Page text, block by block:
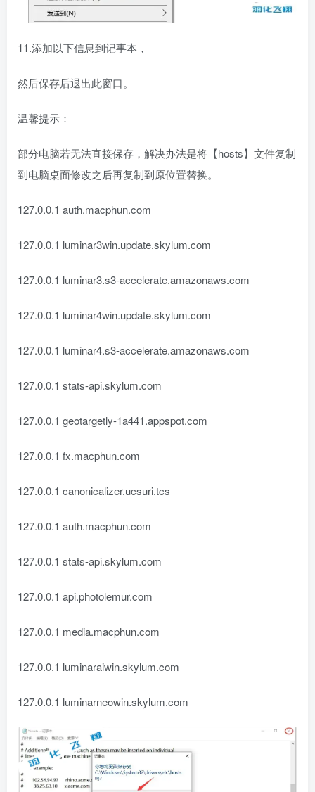
11.添加以下信息到记事本，
然后保存后退出此窗口。
温馨提示：
部分电脑若无法直接保存，解决办法是将【hosts】文件复制
到电脑桌面修改之后再复制到原位置替换。
127.0.0.1 auth.macphun.com
127.0.0.1 luminar3win.update.skylum.com
127.0.0.1 luminar3.s3-accelerate.amazonaws.com
127.0.0.1 luminar4win.update.skylum.com
127.0.0.1 luminar4.s3-accelerate.amazonaws.com
127.0.0.1 stats-api.skylum.com
127.0.0.1 geotargetly-1a441.appspot.com
127.0.0.1 fx.macphun.com
127.0.0.1 canonicalizer.ucsuri.tcs
127.0.0.1 auth.macphun.com
127.0.0.1 stats-api.skylum.com
127.0.0.1 api.photolemur.com
127.0.0.1 media.macphun.com
127.0.0.1 luminaraiwin.skylum.com
127.0.0.1 luminarneowin.skylum.com